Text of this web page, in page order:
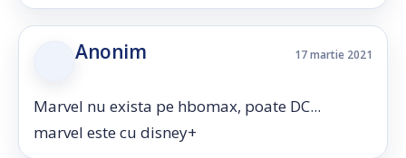
Anonim 17 martie 2021
Marvel nu exista pe hbomax, poate DC...
marvel este cu disney+